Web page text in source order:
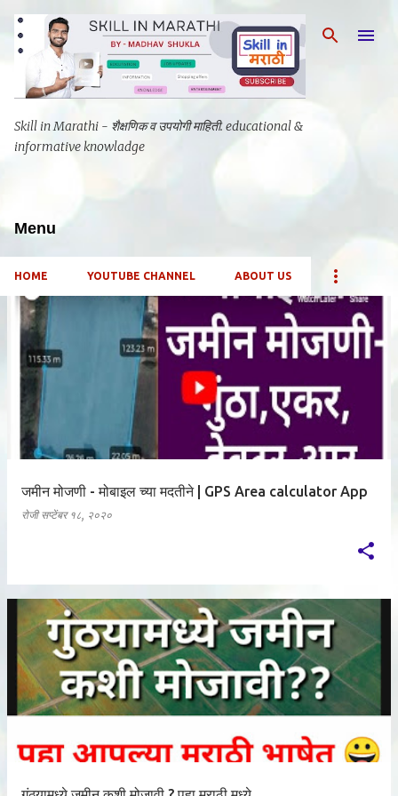
मुख्य सामग्रीवर वगळा
Skill in Marathi - शैक्षणिक व उपयोगी माहिती. educational &
informative knowladge
Menu
HOME YOUTUBE CHANNEL ABOUT US
स्ट्स
जमीन मोजणी - मोबाइल च्या मदतीने | GPS Area calculator App
रोजीसप्टेंबर १८, २०२०